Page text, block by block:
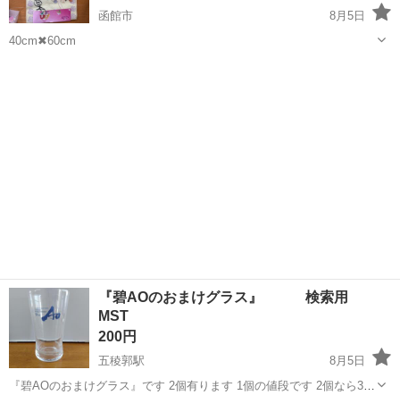
函館市
8月5日
40cm✖︎60cm
『碧AOのおまけグラス』 検索用
MST
200円
五稜郭駅
8月5日
『碧AOのおまけグラス』です 2個有ります 1個の値段です 2個なら300